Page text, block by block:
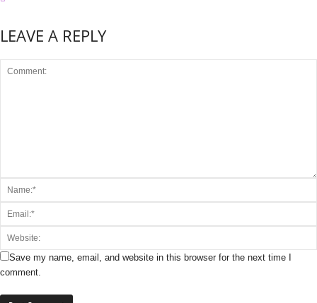
LEAVE A REPLY
Save my name, email, and website in this browser for the next time I
comment.